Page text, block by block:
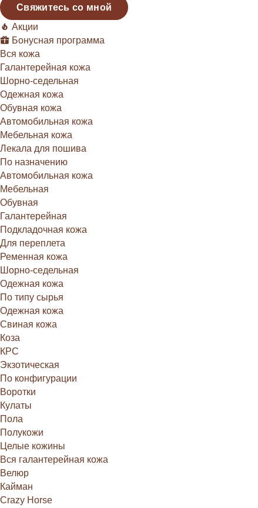
Свяжитесь со мной
Акции
Бонусная программа
Вся кожа
Галантерейная кожа
Шорно-седельная
Одежная кожа
Обувная кожа
Автомобильная кожа
Мебельная кожа
Лекала для пошива
По назначению
Автомобильная кожа
Мебельная
Обувная
Галантерейная
Подкладочная кожа
Для переплета
Ременная кожа
Шорно-седельная
Одежная кожа
По типу сырья
Одежная кожа
Свиная кожа
Коза
КРС
Экзотическая
По конфигурации
Воротки
Кулаты
Пола
Полукожи
Целые кожины
Вся галантерейная кожа
Велюр
Кайман
Crazy Horse